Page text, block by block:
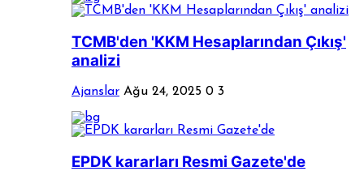
TCMB'den 'KKM Hesaplarından Çıkış'
analizi
Ajanslar Ağu 24, 2025 0 3
EPDK kararları Resmi Gazete'de